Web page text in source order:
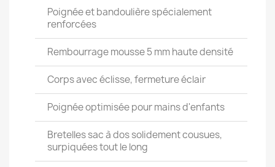
Poignée et bandoulière spécialement
renforcées
Rembourrage mousse 5 mm haute densité
Corps avec éclisse, fermeture éclair
Poignée optimisée pour mains d'enfants
Bretelles sac à dos solidement cousues,
surpiquées tout le long